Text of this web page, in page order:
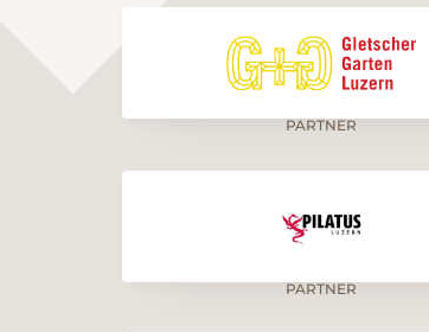
PARTNER
PARTNER